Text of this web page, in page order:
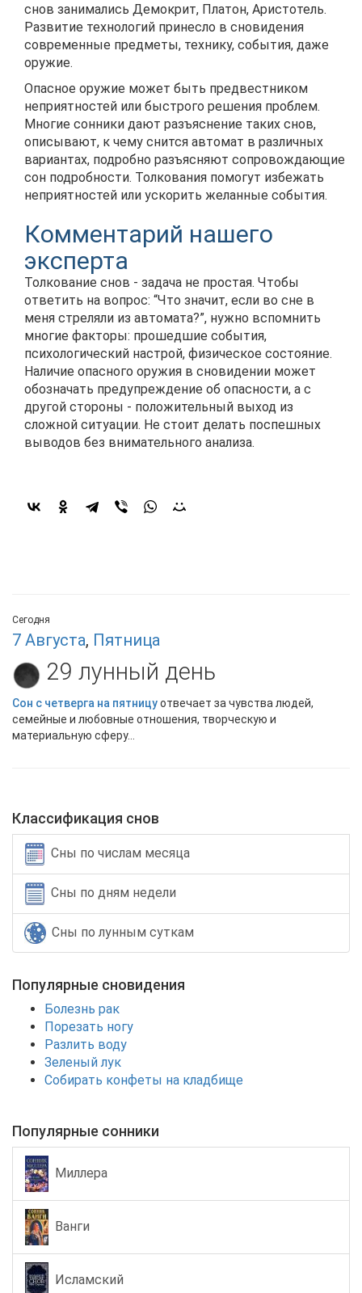
снов занимались Демокрит, Платон, Аристотель.
Развитие технологий принесло в сновидения
современные предметы, технику, события, даже
оружие.
Опасное оружие может быть предвестником
неприятностей или быстрого решения проблем.
Многие сонники дают разъяснение таких снов,
описывают, к чему снится автомат в различных
вариантах, подробно разъясняют сопровождающие
сон подробности. Толкования помогут избежать
неприятностей или ускорить желанные события.
Комментарий нашего
эксперта
Толкование снов - задача не простая. Чтобы
ответить на вопрос: “Что значит, если во сне в
меня стреляли из автомата?”, нужно вспомнить
многие факторы: прошедшие события,
психологический настрой, физическое состояние.
Наличие опасного оружия в сновидении может
обозначать предупреждение об опасности, а с
другой стороны - положительный выход из
сложной ситуации. Не стоит делать поспешных
выводов без внимательного анализа.
Сегодня
7 Августа, Пятница
29 лунный день
Сон с четверга на пятницуотвечает за чувства людей,
семейные и любовные отношения, творческую и
материальную сферу...
Классификация снов
Сны по числам месяца
Сны по дням недели
Сны по лунным суткам
Популярные сновидения
Болезнь рак
Порезать ногу
Разлить воду
Зеленый лук
Собирать конфеты на кладбище
Популярные сонники
Миллера
Ванги
Исламский